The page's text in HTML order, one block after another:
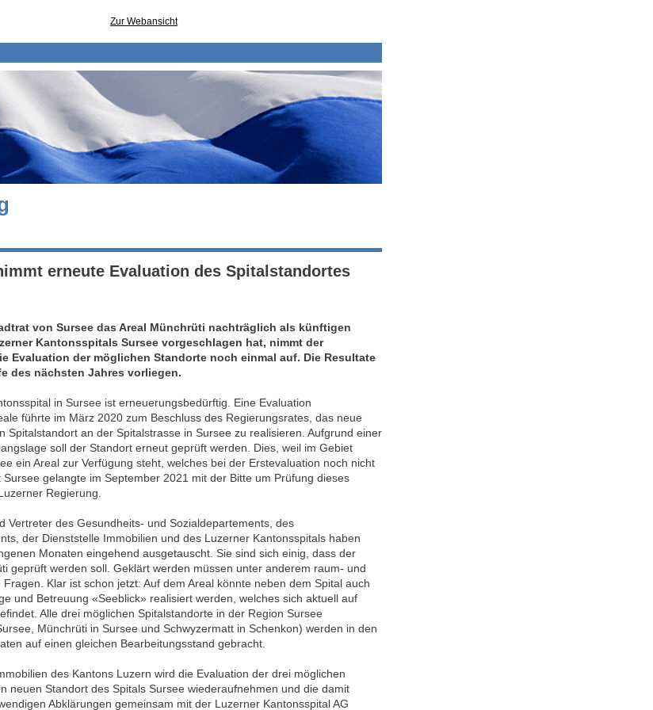
Zur Webansicht
erneute Evaluation des Spitalstandortes
von Sursee das Areal Münchrüti nachträglich als künftigen
Kantonsspitals Sursee vorgeschlagen hat, nimmt der
Evaluation der möglichen Standorte noch einmal auf. Die Resultate
des nächsten Jahres vorliegen.
in Sursee ist erneuerungsbedürftig. Eine Evaluation
führte im März 2020 zum Beschluss des Regierungsrates, das neue
Spitalstandort an der Spitalstrasse in Sursee zu realisieren. Aufgrund einer
soll der Standort erneut geprüft werden. Dies, weil im Gebiet
ein Areal zur Verfügung steht, welches bei der Erstevaluation noch nicht
Sursee gelangte im September 2021 mit der Bitte um Prüfung dieses
Regierung.
Vertreter des Gesundheits- und Sozialdepartements, des
der Dienststelle Immobilien und des Luzerner Kantonsspitals haben
Monaten eingehend ausgetauscht. Sie sind sich einig, dass der
geprüft werden soll. Geklärt werden müssen unter anderem raum- und
Klar ist schon jetzt: Auf dem Areal könnte neben dem Spital auch
und Betreuung «Seeblick» realisiert werden, welches sich aktuell auf
Alle drei möglichen Spitalstandorte in der Region Sursee
Münchrüti in Sursee und Schwyzermatt in Schenkon) werden in den
auf einen gleichen Bearbeitungsstand gebracht.
des Kantons Luzern wird die Evaluation der drei möglichen
neuen Standort des Spitals Sursee wiederaufnehmen und die damit
Abklärungen gemeinsam mit der Luzerner Kantonsspital AG